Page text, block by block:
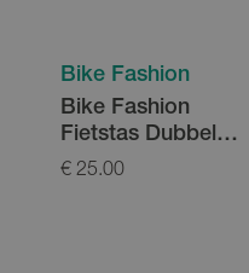
Bike Fashion
Bike Fashion
Fietstas Dubbel
Lillebi
€ 25.00